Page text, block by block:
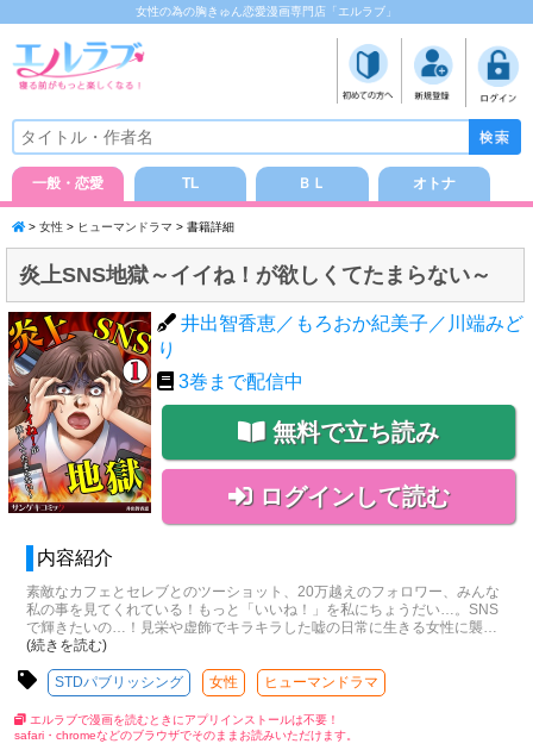
女性の為の胸きゅん恋愛漫画専門店「エルラブ」
一般・恋愛 TL ＢＬ オトナ
> 女性 > ヒューマンドラマ > 書籍詳細
炎上SNS地獄～イイね！が欲しくてたまらない～
井出智香恵／もろおか紀美子／川端みど
り
3巻まで配信中
無料で立ち読み
ログインして読む
内容紹介
素敵なカフェとセレブとのツーショット、20万越えのフォロワー、みんな
私の事を見てくれている！もっと「いいね！」を私にちょうだい…。SNS
で輝きたいの…！見栄や虚飾でキラキラした嘘の日常に生きる女性に襲…
(続きを読む)
STDパブリッシング 女性 ヒューマンドラマ
エルラブで漫画を読むときにアプリインストールは不要！
safari・chromeなどのブラウザでそのままお読みいただけます。